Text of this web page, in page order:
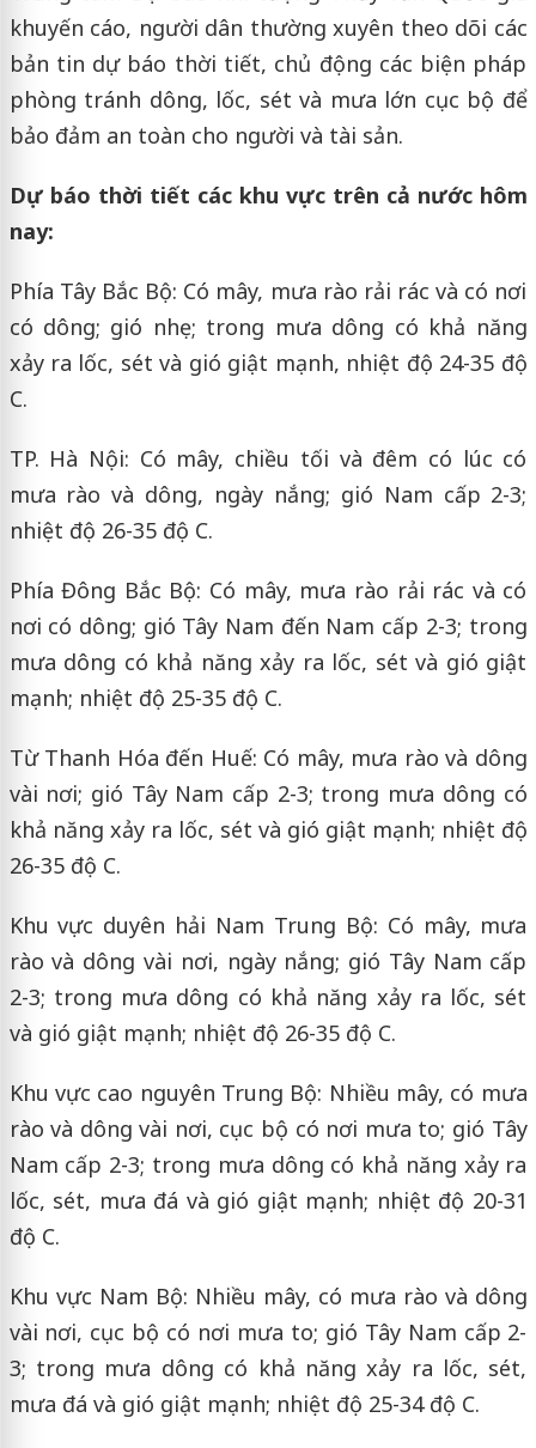
khuyến cáo, người dân thường xuyên theo dõi các
bản tin dự báo thời tiết, chủ động các biện pháp
phòng tránh dông, lốc, sét và mưa lớn cục bộ để
bảo đảm an toàn cho người và tài sản.
Dự báo thời tiết các khu vực trên cả nước hôm
nay:
Phía Tây Bắc Bộ: Có mây, mưa rào rải rác và có nơi
có dông; gió nhẹ; trong mưa dông có khả năng
xảy ra lốc, sét và gió giật mạnh, nhiệt độ 24-35 độ
C.
TP. Hà Nội: Có mây, chiều tối và đêm có lúc có
mưa rào và dông, ngày nắng; gió Nam cấp 2-3;
nhiệt độ 26-35 độ C.
Phía Đông Bắc Bộ: Có mây, mưa rào rải rác và có
nơi có dông; gió Tây Nam đến Nam cấp 2-3; trong
mưa dông có khả năng xảy ra lốc, sét và gió giật
mạnh; nhiệt độ 25-35 độ C.
Từ Thanh Hóa đến Huế: Có mây, mưa rào và dông
vài nơi; gió Tây Nam cấp 2-3; trong mưa dông có
khả năng xảy ra lốc, sét và gió giật mạnh; nhiệt độ
26-35 độ C.
Khu vực duyên hải Nam Trung Bộ: Có mây, mưa
rào và dông vài nơi, ngày nắng; gió Tây Nam cấp
2-3; trong mưa dông có khả năng xảy ra lốc, sét
và gió giật mạnh; nhiệt độ 26-35 độ C.
Khu vực cao nguyên Trung Bộ: Nhiều mây, có mưa
rào và dông vài nơi, cục bộ có nơi mưa to; gió Tây
Nam cấp 2-3; trong mưa dông có khả năng xảy ra
lốc, sét, mưa đá và gió giật mạnh; nhiệt độ 20-31
độ C.
Khu vực Nam Bộ: Nhiều mây, có mưa rào và dông
vài nơi, cục bộ có nơi mưa to; gió Tây Nam cấp 2-
3; trong mưa dông có khả năng xảy ra lốc, sét,
mưa đá và gió giật mạnh; nhiệt độ 25-34 độ C.